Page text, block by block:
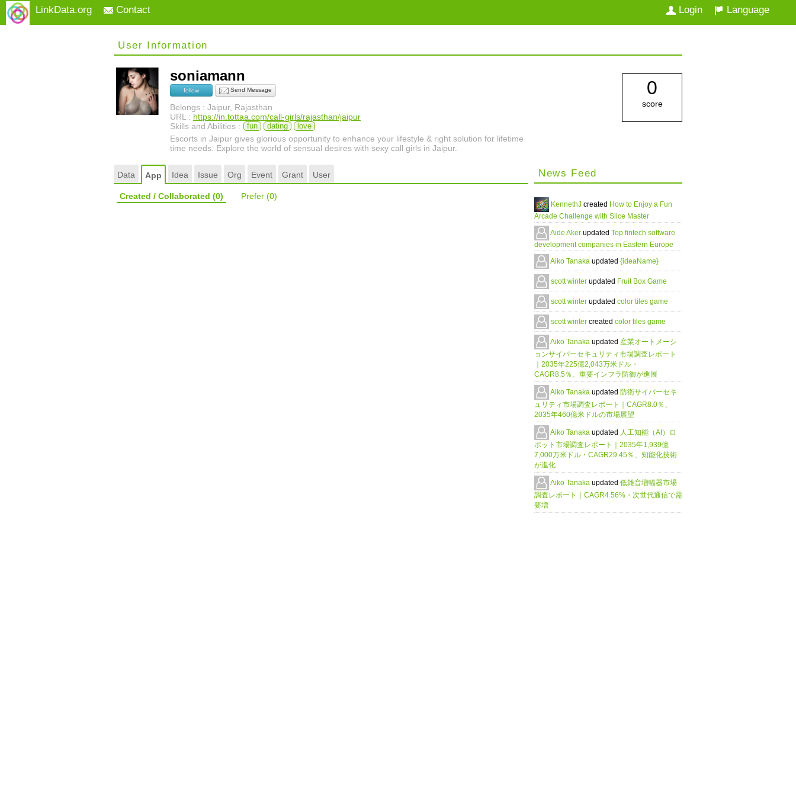
LinkData.org Contact Language
Login
User Information
soniamann
follow Send Message
Belongs : Jaipur, Rajasthan
URL : https://in.tottaa.com/call-girls/rajasthan/jaipur
Skills and Abilities :
fun dating love
Escorts in Jaipur gives glorious opportunity to enhance your lifestyle & right solution for lifetime
time needs. Explore the world of sensual desires with sexy call girls in Jaipur.
0
score
Data App Idea Issue Org Event Grant User
Created / Collaborated (0) Prefer (0)
News Feed
KennethJ created How to Enjoy a Fun
Arcade Challenge with Slice Master
Aide Aker updated Top fintech software
development companies in Eastern Europe
Aiko Tanaka updated {ideaName}
scott winter updated Fruit Box Game
scott winter updated color tiles game
scott winter created color tiles game
Aiko Tanaka updated 産業オートメーシ
ョンサイバーセキュリティ市場調査レポート
｜2035年225億2,043万米ドル・
CAGR8.5％、重要インフラ防御が進展
Aiko Tanaka updated 防衛サイバーセキ
ュリティ市場調査レポート｜CAGR8.0％、
2035年460億米ドルの市場展望
Aiko Tanaka updated 人工知能（AI）ロ
ボット市場調査レポート｜2035年1,939億
7,000万米ドル・CAGR29.45％、知能化技術
が進化
Aiko Tanaka updated 低雑音増幅器市場
調査レポート｜CAGR4.56%・次世代通信で需
要増